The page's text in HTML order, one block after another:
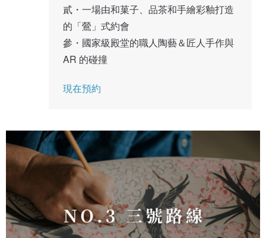
貳・一場由和菓子、品茶和手繪彩釉打造
的「鶯」式約會
參・國家級殿堂的職人陶藝＆匠人手作與
AR 的碰撞
現在預約